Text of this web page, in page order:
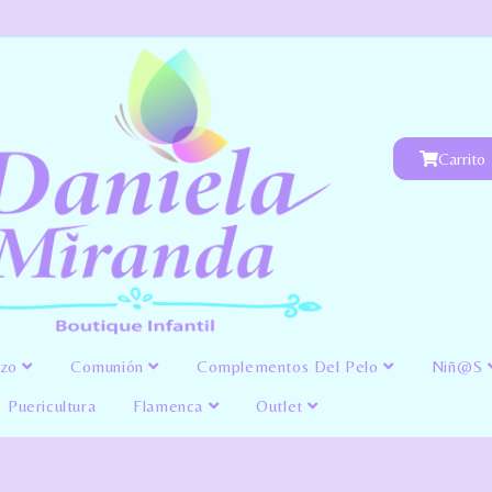
Carrito
Comunión Complementos Del Pelo Niñ@s
Puericultura Flamenca Outlet